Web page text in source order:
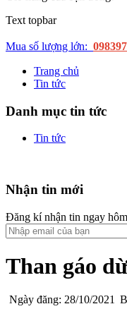
Text topbar
Mua số lượng lớn:
Trang chủ
Tin tức
Danh mục tin tức
Tin tức
Nhận tin mới
Đăng kí nhận tin ngay
Than gáo
Ngày đăng: 28/10/2021